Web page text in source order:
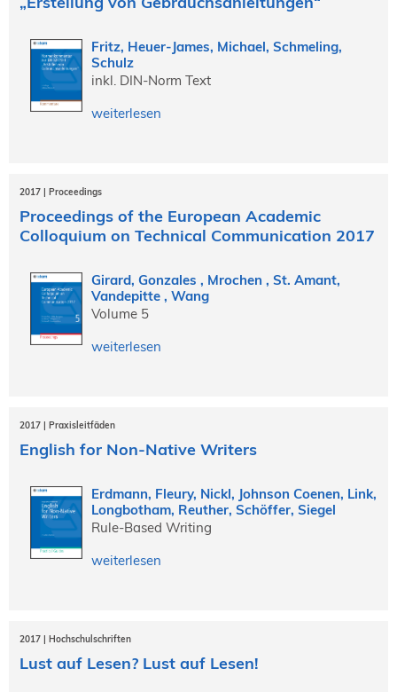
Fritz, Heuer-James, Michael, Schmeling,
Schulz
inkl. DIN-Norm Text
weiterlesen
2017 | Proceedings
Proceedings of the European Academic
Colloquium on Technical Communication 2017
Girard, Gonzales , Mrochen , St. Amant,
Vandepitte , Wang
Volume 5
weiterlesen
2017 | Praxisleitfäden
English for Non-Native Writers
Erdmann, Fleury, Nickl, Johnson Coenen, Link,
Longbotham, Reuther, Schöffer, Siegel
Rule-Based Writing
weiterlesen
2017 | Hochschulschriften
Lust auf Lesen? Lust auf Lesen!